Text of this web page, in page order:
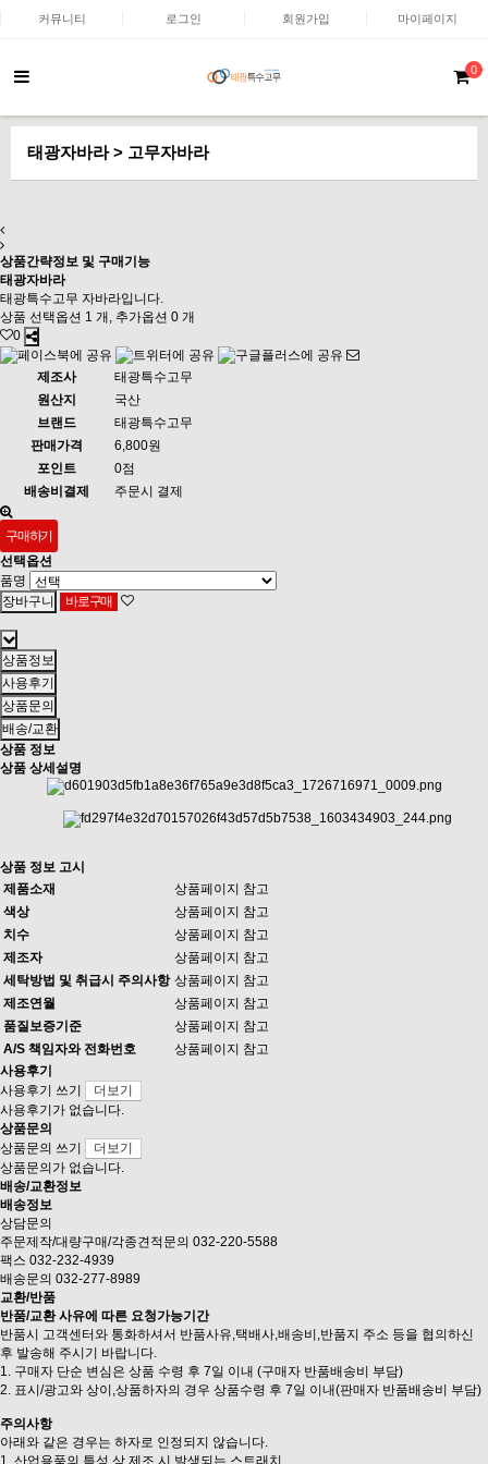
커뮤니티 로그인 회원가입 마이페이지
0
태광자바라 > 고무자바라
상품간략정보 및 구매기능
태광자바라
태광특수고무 자바라입니다.
상품 선택옵션 1 개, 추가옵션 0 개
0
제조사
태광특수고무
원산지
국산
브랜드
태광특수고무
판매가격
6,800원
포인트
0점
배송비결제
주문시 결제
구매하기
선택옵션
품명
상품정보
사용후기
상품문의
배송/교환
상품 정보
상품 상세설명
상품 정보 고시
제품소재
상품페이지 참고
색상
상품페이지 참고
치수
상품페이지 참고
제조자
상품페이지 참고
세탁방법 및 취급시 주의사항 상품페이지 참고
제조연월
상품페이지 참고
품질보증기준
상품페이지 참고
A/S 책임자와 전화번호
상품페이지 참고
사용후기
사용후기 쓰기
더보기
사용후기가 없습니다.
상품문의
상품문의 쓰기
더보기
상품문의가 없습니다.
배송/교환정보
배송정보
상담문의
주문제작/대량구매/각종견적문의 032-220-5588
팩스 032-232-4939
배송문의 032-277-8989
교환/반품
반품/교환 사유에 따른 요청가능기간
반품시 고객센터와 통화하셔서 반품사유,택배사,배송비,반품지 주소 등을 협의하신
후 발송해 주시기 바랍니다.
1. 구매자 단순 변심은 상품 수령 후 7일 이내 (구매자 반품배송비 부담)
2. 표시/광고와 상이,상품하자의 경우 상품수령 후 7일 이내(판매자 반품배송비 부담)
주의사항
아래와 같은 경우는 하자로 인정되지 않습니다.
1. 산업용품의 특성 상 제조 시 발생되는 스트래치